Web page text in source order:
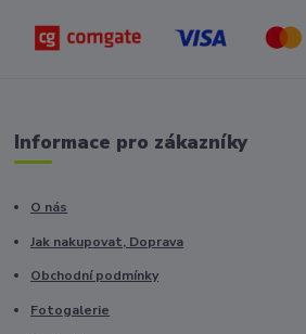
Informace pro zákazníky
O nás
Jak nakupovat, Doprava
Obchodní podmínky
Fotogalerie